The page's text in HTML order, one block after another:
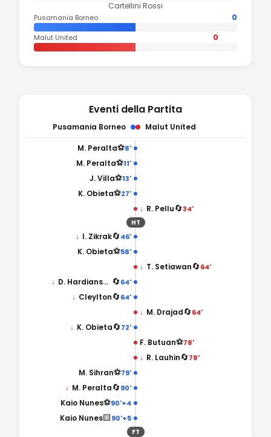
Cartellini Rossi
Pusamania Borneo 0
Malut United 0
Eventi della Partita
Pusamania Borneo Malut United
8'
⚽
M. Peralta
11'
⚽
M. Peralta
13'
⚽
J. Villa
27'
⚽
K. Obieta
↓ R. Pellu🔄34'
HT
46'
🔄
↓ I. Zikrak
58'
⚽
K. Obieta
↓ T. Setiawan🔄64'
64'
🔄
↓ D. Hardiansyah
64'
🔄
↓ Cleylton
↓ M. Drajad🔄64'
72'
🔄
↓ K. Obieta
F. Butuan⚽78'
↓ R. Lauhin🔄78'
79'
⚽
M. Sihran
90'
🔄
↓ M. Peralta
90'+4
⚽
Kaio Nunes
90'+5
🟨
Kaio Nunes
FT